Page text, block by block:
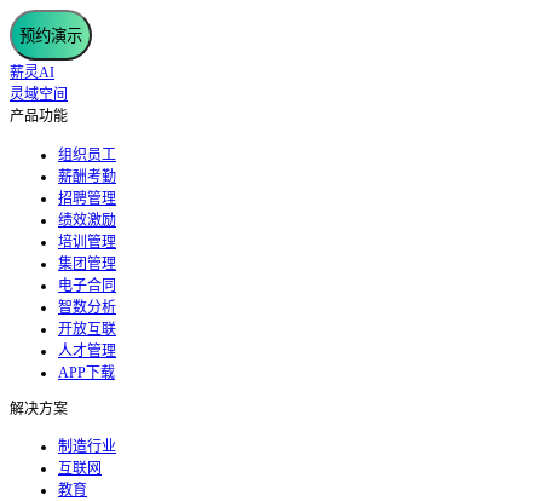
预约演示
薪灵AI
灵域空间
产品功能
组织员工
薪酬考勤
招聘管理
绩效激励
培训管理
集团管理
电子合同
智数分析
开放互联
人才管理
APP下载
解决方案
制造行业
互联网
教育